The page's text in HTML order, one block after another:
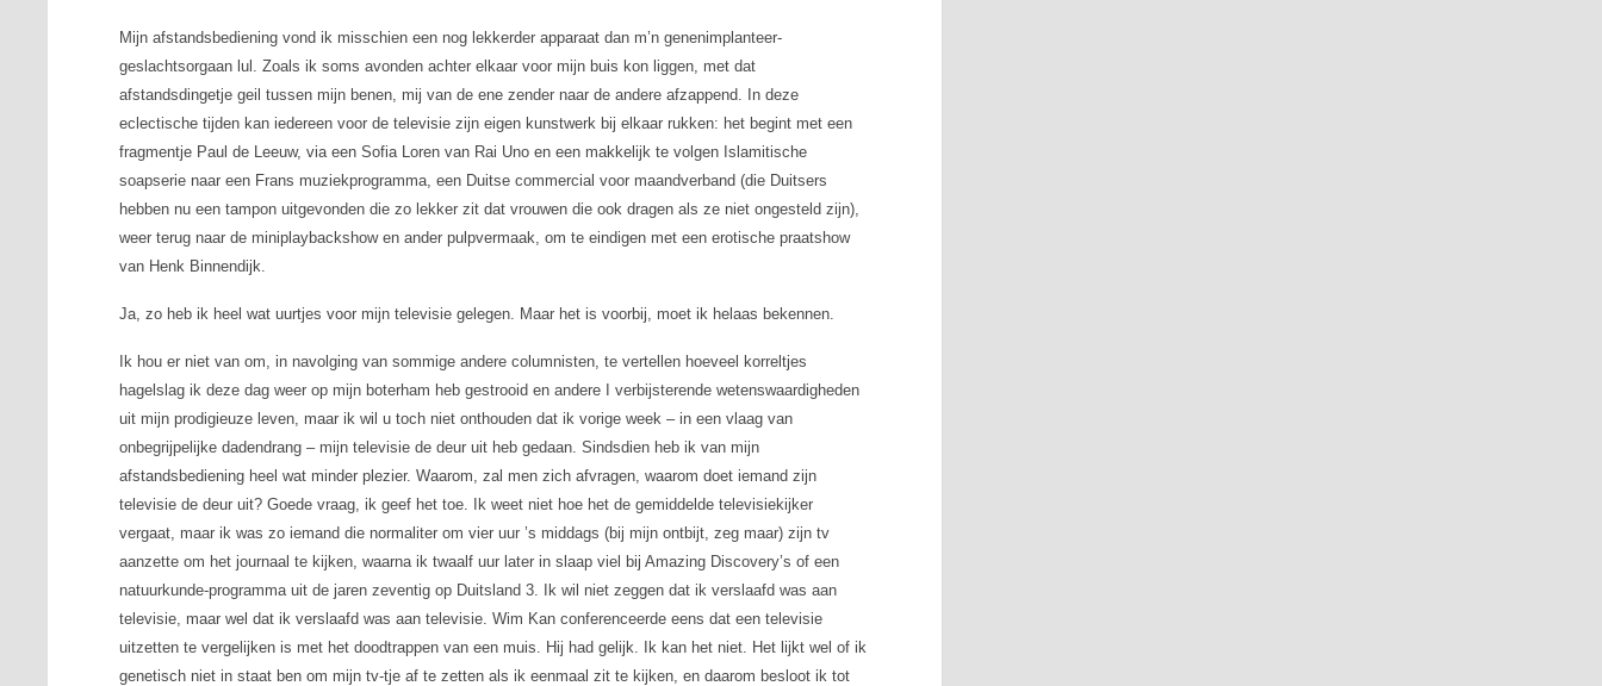
Mijn afstandsbediening vond ik misschien een nog lekkerder apparaat dan m’n genenimplanteer-
geslachtsorgaan lul. Zoals ik soms avonden achter elkaar voor mijn buis kon liggen, met dat
afstandsdingetje geil tussen mijn benen, mij van de ene zender naar de andere afzappend. In deze
eclectische tijden kan iedereen voor de televisie zijn eigen kunstwerk bij elkaar rukken: het begint met een
fragmentje Paul de Leeuw, via een Sofia Loren van Rai Uno en een makkelijk te volgen Islamitische
soapserie naar een Frans muziekprogramma, een Duitse commercial voor maandverband (die Duitsers
hebben nu een tampon uitgevonden die zo lekker zit dat vrouwen die ook dragen als ze niet ongesteld zijn),
weer terug naar de miniplaybackshow en ander pulpvermaak, om te eindigen met een erotische praatshow
van Henk Binnendijk.
Ja, zo heb ik heel wat uurtjes voor mijn televisie gelegen. Maar het is voorbij, moet ik helaas bekennen.
Ik hou er niet van om, in navolging van sommige andere columnisten, te vertellen hoeveel korreltjes
hagelslag ik deze dag weer op mijn boterham heb gestrooid en andere I verbijsterende wetenswaardigheden
uit mijn prodigieuze leven, maar ik wil u toch niet onthouden dat ik vorige week – in een vlaag van
onbegrijpelijke dadendrang – mijn televisie de deur uit heb gedaan. Sindsdien heb ik van mijn
afstandsbediening heel wat minder plezier. Waarom, zal men zich afvragen, waarom doet iemand zijn
televisie de deur uit? Goede vraag, ik geef het toe. Ik weet niet hoe het de gemiddelde televisiekijker
vergaat, maar ik was zo iemand die normaliter om vier uur ’s middags (bij mijn ontbijt, zeg maar) zijn tv
aanzette om het journaal te kijken, waarna ik twaalf uur later in slaap viel bij Amazing Discovery’s of een
natuurkunde-programma uit de jaren zeventig op Duitsland 3. Ik wil niet zeggen dat ik verslaafd was aan
televisie, maar wel dat ik verslaafd was aan televisie. Wim Kan conferenceerde eens dat een televisie
uitzetten te vergelijken is met het doodtrappen van een muis. Hij had gelijk. Ik kan het niet. Het lijkt wel of ik
genetisch niet in staat ben om mijn tv-tje af te zetten als ik eenmaal zit te kijken, en daarom besloot ik tot